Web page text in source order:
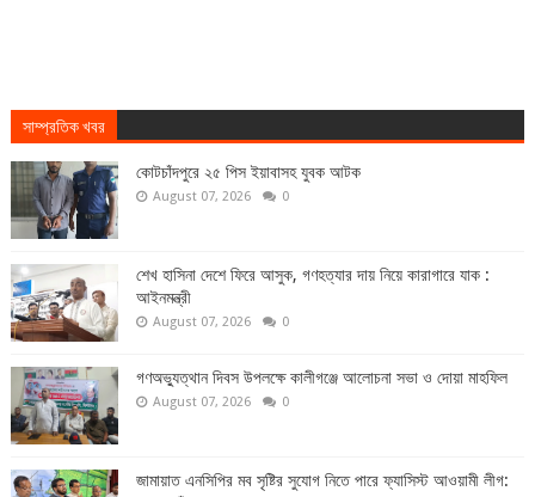
সাম্প্রতিক খবর
কোটচাঁদপুরে ২৫ পিস ইয়াবাসহ যুবক আটক
August 07, 2026 0
শেখ হাসিনা দেশে ফিরে আসুক, গণহত্যার দায় নিয়ে কারাগারে যাক :
আইনমন্ত্রী
August 07, 2026 0
গণঅভ্যুত্থান দিবস উপলক্ষে কালীগঞ্জে আলোচনা সভা ও দোয়া মাহফিল
August 07, 2026 0
জামায়াত এনসিপির মব সৃষ্টির সুযোগ নিতে পারে ফ্যাসিস্ট আওয়ামী লীগ: